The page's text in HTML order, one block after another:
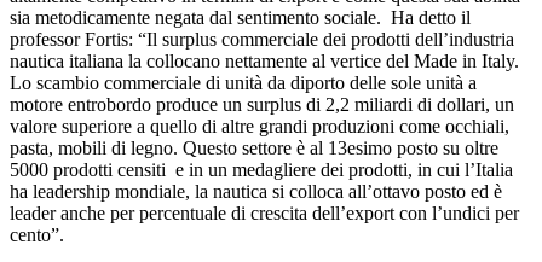
sia metodicamente negata dal sentimento sociale. Ha detto il
professor Fortis: “Il surplus commerciale dei prodotti dell’industria
nautica italiana la collocano nettamente al vertice del Made in Italy.
Lo scambio commerciale di unità da diporto delle sole unità a
motore entrobordo produce un surplus di 2,2 miliardi di dollari, un
valore superiore a quello di altre grandi produzioni come occhiali,
pasta, mobili di legno. Questo settore è al 13esimo posto su oltre
5000 prodotti censiti e in un medagliere dei prodotti, in cui l’Italia
ha leadership mondiale, la nautica si colloca all’ottavo posto ed è
leader anche per percentuale di crescita dell’export con l’undici per
cento”.